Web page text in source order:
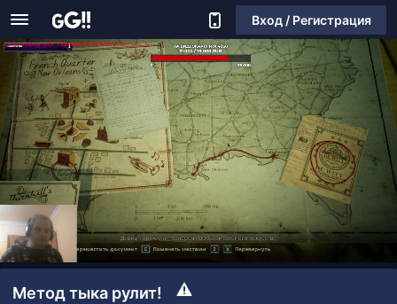
Вход / Регистрация
Метод тыка рулит!